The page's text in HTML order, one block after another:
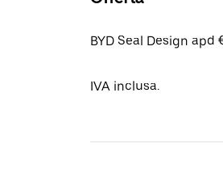
BYD Seal Design apd
IVA inclusa.